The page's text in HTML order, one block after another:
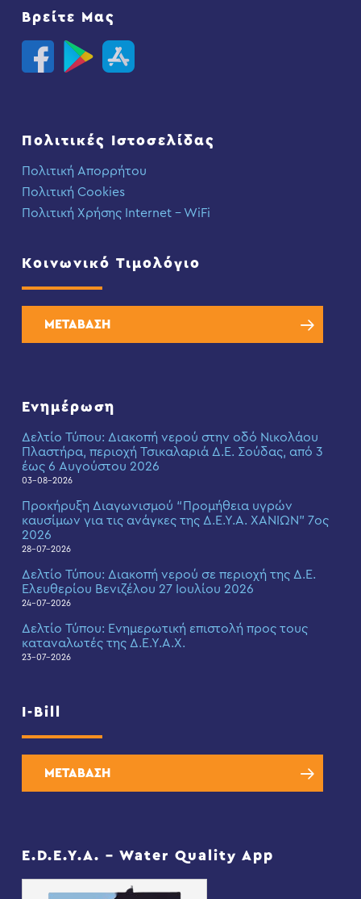
Βρείτε Μας
Πολιτικές Ιστοσελίδας
Πολιτική Απορρήτου
Πολιτική Cookies
Πολιτική Χρήσης Internet – WiFi
Κοινωνικό Τιμολόγιο
ΜΕΤΑΒΑΣΗ
Ενημέρωση
Δελτίο Τύπου: Διακοπή νερού στην οδό Νικολάου
Πλαστήρα, περιοχή Τσικαλαριά Δ.Ε. Σούδας, από 3
έως 6 Αυγούστου 2026
03-08-2026
Προκήρυξη Διαγωνισμού “Προμήθεια υγρών
καυσίμων για τις ανάγκες της Δ.Ε.Υ.Α. ΧΑΝΙΩΝ” 7ος
2026
28-07-2026
Δελτίο Τύπου: Διακοπή νερού σε περιοχή της Δ.Ε.
Ελευθερίου Βενιζέλου 27 Ιουλίου 2026
24-07-2026
Δελτίο Τύπου: Eνημερωτική επιστολή προς τους
καταναλωτές της Δ.Ε.Υ.Α.Χ.
23-07-2026
I-Bill
ΜΕΤΑΒΑΣΗ
E.D.E.Y.A. – Water Quality App